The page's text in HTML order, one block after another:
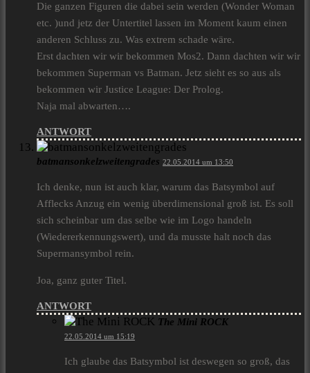
Die ganzen Figuren die dabei sein werden (Wonder Woman
etc. )und jetz der Untertitel lassen im Moment kaum einen
anderen Schluss zu. Was extrem schade wäre.
Erst dachten wir wir bekommen Mos2. Dann dachten wir wir
bekommen Superman vs Batman. Jetz sieht es so aus als
bekommen wir Justice League: Der Prolog.
Naja mal abwarten….
ANTWORT
batmansonkelzweitengrades 22.05.2014 um 13:50
Ich denke, nun ist auch klar, warum das Batsymbol auf
Afflecks Anzug ein wenig überdimensional groß ist. Es soll
sich scheinbar um das selbe wie im Logo handeln
(Wiedererkennungswert), und da musste halt noch das
Supermansymbol rein.
Joa, ganz guter Titel.
ANTWORT
The Mini ROCK
22.05.2014 um 15:19
Ich glaube das Batsymbol ist deswegen so groß, das